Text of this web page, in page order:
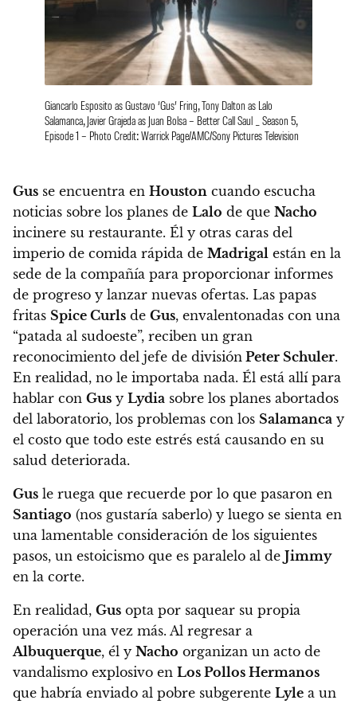
Giancarlo Esposito as Gustavo ‘Gus’ Fring, Tony Dalton as Lalo
Salamanca, Javier Grajeda as Juan Bolsa – Better Call Saul _ Season 5,
Episode 1 – Photo Credit: Warrick Page/AMC/Sony Pictures Television
Gus se encuentra en Houston cuando escucha
noticias sobre los planes de Lalo de que Nacho
incinere su restaurante. Él y otras caras del
imperio de comida rápida de Madrigal están en la
sede de la compañía para proporcionar informes
de progreso y lanzar nuevas ofertas. Las papas
fritas Spice Curls de Gus, envalentonadas con una
“patada al sudoeste”, reciben un gran
reconocimiento del jefe de división Peter Schuler.
En realidad, no le importaba nada. Él está allí para
hablar con Gus y Lydia sobre los planes abortados
del laboratorio, los problemas con los Salamanca y
el costo que todo este estrés está causando en su
salud deteriorada.
Gus le ruega que recuerde por lo que pasaron en
Santiago (nos gustaría saberlo) y luego se sienta en
una lamentable consideración de los siguientes
pasos, un estoicismo que es paralelo al de Jimmy
en la corte.
En realidad, Gus opta por saquear su propia
operación una vez más. Al regresar a
Albuquerque, él y Nacho organizan un acto de
vandalismo explosivo en Los Pollos Hermanos
que habría enviado al pobre subgerente Lyle a un